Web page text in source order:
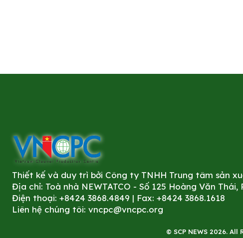
Thiết kế và duy trì bởi Công ty TNHH Trung tâm sản
Địa chỉ: Toà nhà NEWTATCO - Số 125 Hoàng Văn Thái,
Điện thoại: +8424 3868.4849 | Fax: +8424 3868.1618
Liên hệ chúng tôi: vncpc@vncpc.org
© SCP NEWS 2026.